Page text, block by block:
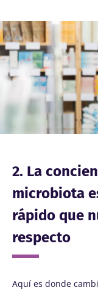
Imagen
2. La
microbiota
rápido que
respecto
Aquí es donde